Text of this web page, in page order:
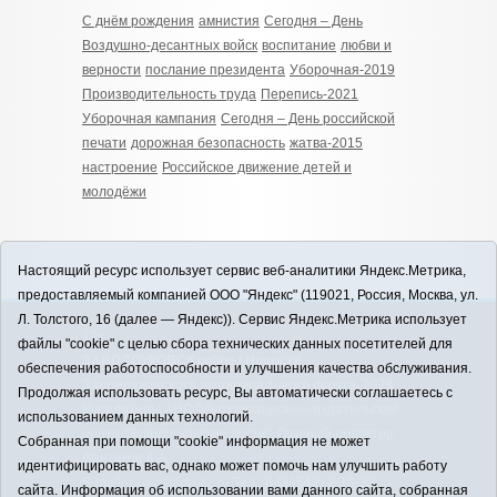
С днём рождения амнистия Сегодня – День
Воздушно-десантных войск воспитание любви и
верности послание президента Уборочная-2019
Производительность труда Перепись-2021
Уборочная кампания Сегодня – День российской
печати дорожная безопасность жатва-2015
настроение Российское движение детей и
молодёжи
12+
ЗАВОДОУКОВСК online / Новости
Заводоуковского муниципального округа, 2026
Учредитель: АНО "Информационно-издательский
центр "Заводоуковские вести". Главный редактор:
E-mail:
zavest@obl72.ru Тел.: 8 (34542) 2-10-33
Настоящий ресурс использует сервис веб-аналитики Яндекс.Метрика,
предоставляемый компанией ООО "Яндекс" (119021, Россия, Москва, ул.
Л. Толстого, 16 (далее — Яндекс)). Сервис Яндекс.Метрика использует
файлы "cookie" с целью сбора технических данных посетителей для
обеспечения работоспособности и улучшения качества обслуживания.
Продолжая использовать ресурс, Вы автоматически соглашаетесь с
использованием данных технологий.
Собранная при помощи "cookie" информация не может
идентифицировать вас, однако может помочь нам улучшить работу
сайта. Информация об использовании вами данного сайта, собранная